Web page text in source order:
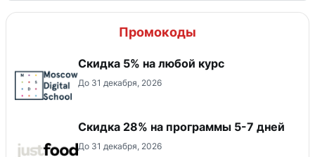
Промокоды
Скидка 5% на любой курс
До 31 декабря, 2026
Скидка 28% на программы 5-7 дней
До 31 декабря, 2026